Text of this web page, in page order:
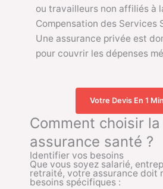
ou travailleurs non affiliés à
Compensation des Services
Une assurance privée est
pour couvrir les dépenses
Votre Devis En 1
Comment choisir
assurance santé ?
Identifier vos besoins
Que vous soyez salarié,
retraité, votre assurance doit
besoins spécifiques :